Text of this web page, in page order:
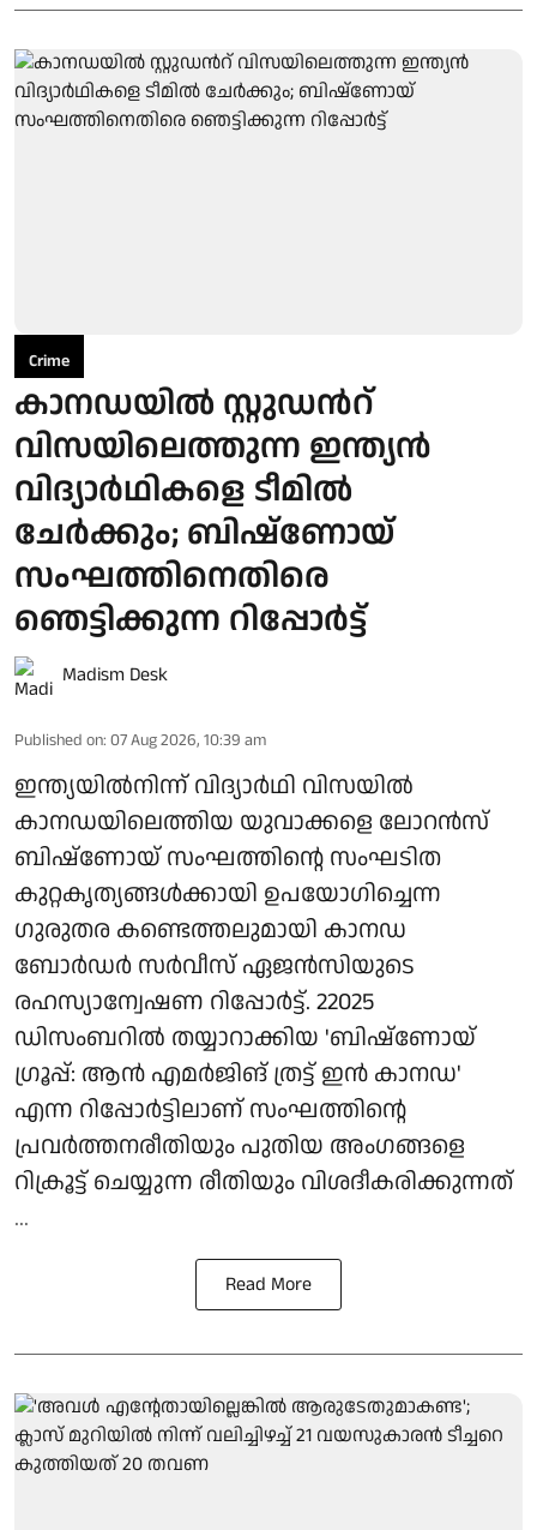
Crime
കാനഡയില്‍ സ്റ്റുഡന്‍റ്
വിസയിലെത്തുന്ന ഇന്ത്യന്‍
വിദ്യാര്‍ഥികളെ ടീമില്‍
ചേര്‍ക്കും; ബിഷ്ണോയ്
സംഘത്തിനെതിരെ
ഞെട്ടിക്കുന്ന റിപ്പോര്‍ട്ട്
Madism Desk
Published on: 07 Aug 2026, 10:39 am
ഇന്ത്യയിൽനിന്ന് വിദ്യാർഥി വിസയിൽ
കാനഡയിലെത്തിയ യുവാക്കളെ ലോറൻസ്
ബിഷ്‌ണോയ് സംഘത്തിന്റെ സംഘടിത
കുറ്റകൃത്യങ്ങൾക്കായി ഉപയോഗിച്ചെന്ന
ഗുരുതര കണ്ടെത്തലുമായി കാനഡ
ബോർഡർ സർവീസ് ഏജൻസിയുടെ
രഹസ്യാന്വേഷണ റിപ്പോർട്ട്. 22025
ഡിസംബറിൽ തയ്യാറാക്കിയ 'ബിഷ്ണോയ്
ഗ്രൂപ്പ്: ആന്‍ എമര്‍ജിങ് ത്രട്ട് ഇന്‍ കാനഡ'
എന്ന റിപ്പോർട്ടിലാണ് സംഘത്തിന്റെ
പ്രവർത്തനരീതിയും പുതിയ അംഗങ്ങളെ
റിക്രൂട്ട് ചെയ്യുന്ന രീതിയും വിശദീകരിക്കുന്നത്
...
Read More